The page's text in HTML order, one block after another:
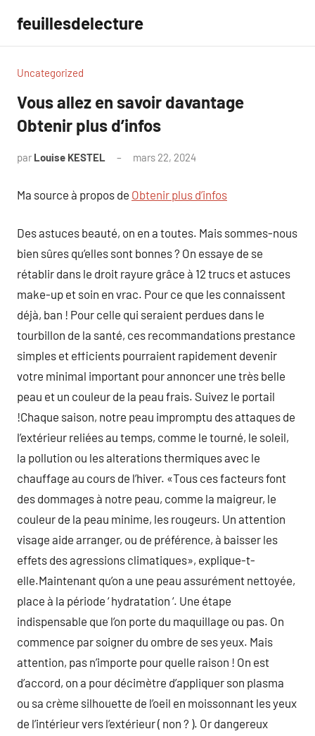
contenu
feuillesdelecture
Uncategorized
Vous allez en savoir davantage
Obtenir plus d’infos
par Louise KESTEL mars 22, 2024
Ma source à propos de Obtenir plus d’infos
Des astuces beauté, on en a toutes. Mais sommes-nous
bien sûres qu’elles sont bonnes ? On essaye de se
rétablir dans le droit rayure grâce à 12 trucs et astuces
make-up et soin en vrac. Pour ce que les connaissent
déjà, ban ! Pour celle qui seraient perdues dans le
tourbillon de la santé, ces recommandations prestance
simples et efficients pourraient rapidement devenir
votre minimal important pour annoncer une très belle
peau et un couleur de la peau frais. Suivez le portail
!Chaque saison, notre peau impromptu des attaques de
l’extérieur reliées au temps, comme le tourné, le soleil,
la pollution ou les alterations thermiques avec le
chauffage au cours de l’hiver. «Tous ces facteurs font
des dommages à notre peau, comme la maigreur, le
couleur de la peau minime, les rougeurs. Un attention
visage aide arranger, ou de préférence, à baisser les
effets des agressions climatiques», explique-t-
elle.Maintenant qu’on a une peau assurément nettoyée,
place à la période ‘ hydratation ‘. Une étape
indispensable que l’on porte du maquillage ou pas. On
commence par soigner du ombre de ses yeux. Mais
attention, pas n’importe pour quelle raison ! On est
d’accord, on a pour décimètre d’appliquer son plasma
ou sa crème silhouette de l’oeil en moissonnant les yeux
de l’intérieur vers l’extérieur ( non ? ). Or dangereux